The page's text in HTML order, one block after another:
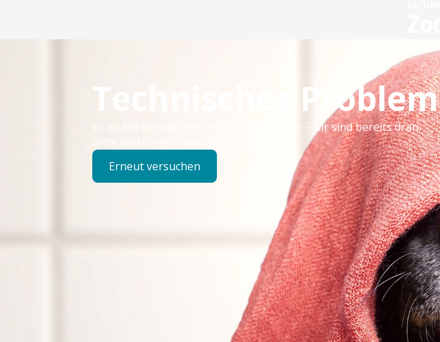
Technisches Problem
Es ist ein technischer Fehler aufgetreten – wir sind bereits dran.
Bitte versuchen Sie es später erneut.
Erneut versuchen